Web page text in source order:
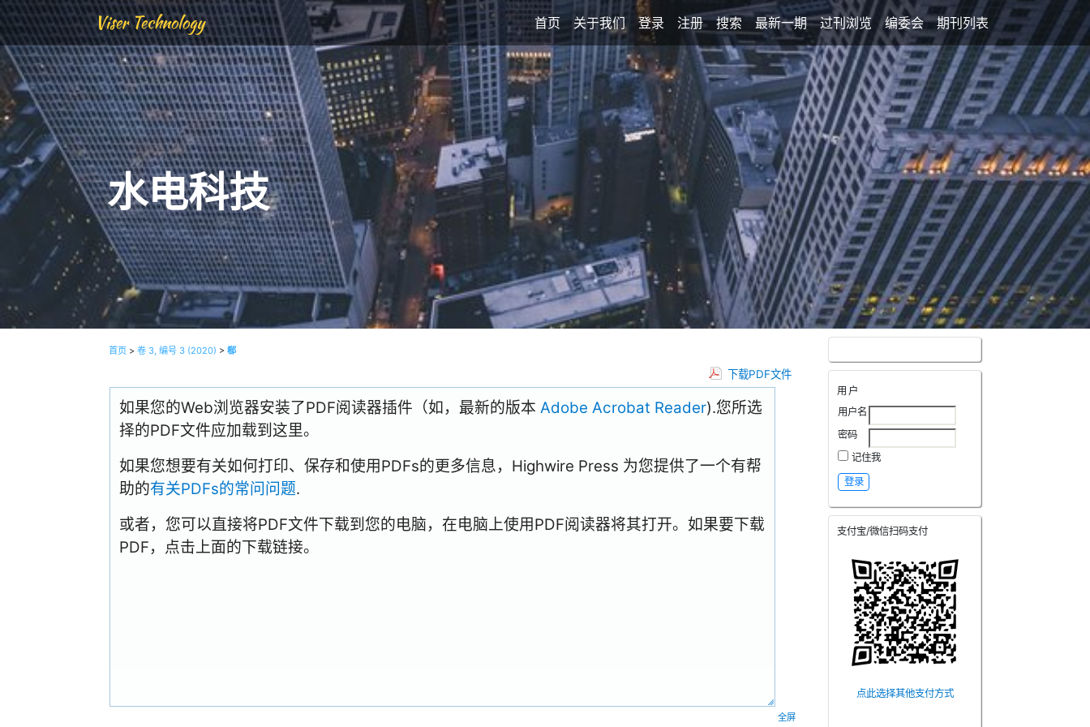
Viser Technology 首页 关于我们 登录 注册 搜索 最新一期 过刊浏览 编委会 期刊列表
水电科技
用户
用户名
密码
记住我
支付宝/微信扫码支付
点此选择其他支付方式
首页 >卷 3, 编号 3 (2020) >郗
下载PDF文件
如果您的Web浏览器安装了PDF阅读器插件（如，最新的版本 Adobe Acrobat Reader).您所选
择的PDF文件应加载到这里。
如果您想要有关如何打印、保存和使用PDFs的更多信息，Highwire Press 为您提供了一个有帮
助的有关PDFs的常问问题.
或者，您可以直接将PDF文件下载到您的电脑，在电脑上使用PDF阅读器将其打开。如果要下载
PDF，点击上面的下载链接。
全屏